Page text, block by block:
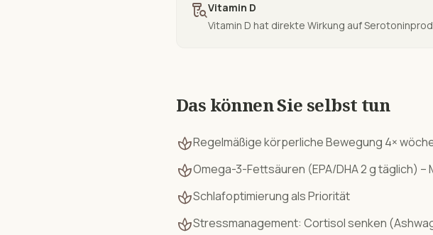
lab_researchVitamin D
Vitamin D hat direkte Wirkung auf
Das können Sie selbst tun
spaRegelmäßige körperliche Bewegung 4×
spaOmega-3-Fettsäuren (EPA/DHA 2 g täglich)
spaSchlafoptimierung als Priorität
spaStressmanagement: Cortisol senken